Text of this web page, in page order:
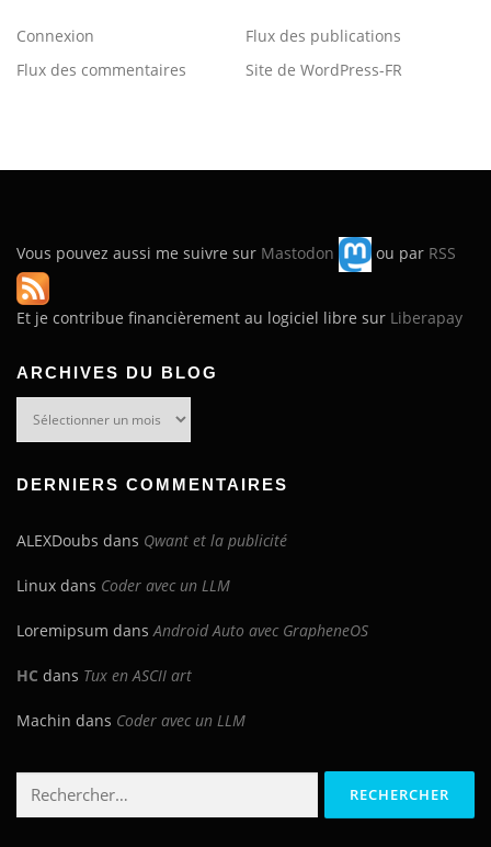
Connexion
Flux des publications
Flux des commentaires
Site de WordPress-FR
Vous pouvez aussi me suivre sur Mastodon ou par RSS
Et je contribue financièrement au logiciel libre sur Liberapay
ARCHIVES DU BLOG
DERNIERS COMMENTAIRES
ALEXDoubs dans Qwant et la publicité
Linux dans Coder avec un LLM
Loremipsum dansAndroid Auto avec GrapheneOS
HC dans Tux en ASCII art
Machin dans Coder avec un LLM
Rechercher :